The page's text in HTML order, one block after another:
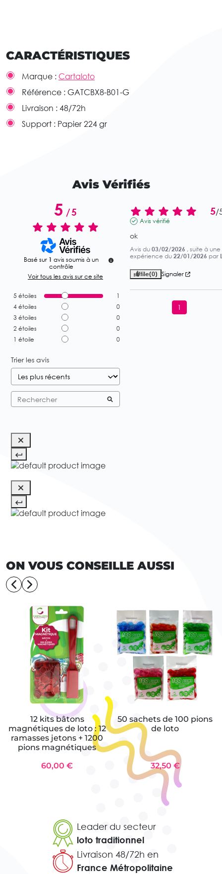
CARACTÉRISTIQUES
Marque : Cartaloto
Référence : GATCBX8-B01-G
Livraison : 48/72h
Support : Papier 224 gr
Avis Vérifiés
5/5
Basé sur 1 avis soumis à un
contrôle
Voir tous les avis sur ce site
5 étoiles
1
4 étoiles
0
3 étoiles
0
2 étoiles
0
1 étoile 0
Trier les avis
5/
Avis vérifié
ok
Avis du 03/02/2026 , suite à une
expérience du 22/01/2026 par
Utile(0) Signaler
1
ON VOUS CONSEILLE AUSSI
12 kits bâtons
magnétiques de loto : 12
ramasses jetons + 1200
pions magnétiques
60,00 €
50 sachets de 100 pions
de loto
32,50 €
Leader du secteur
loto traditionnel
Livraison 48/72h en
France Métropolitaine